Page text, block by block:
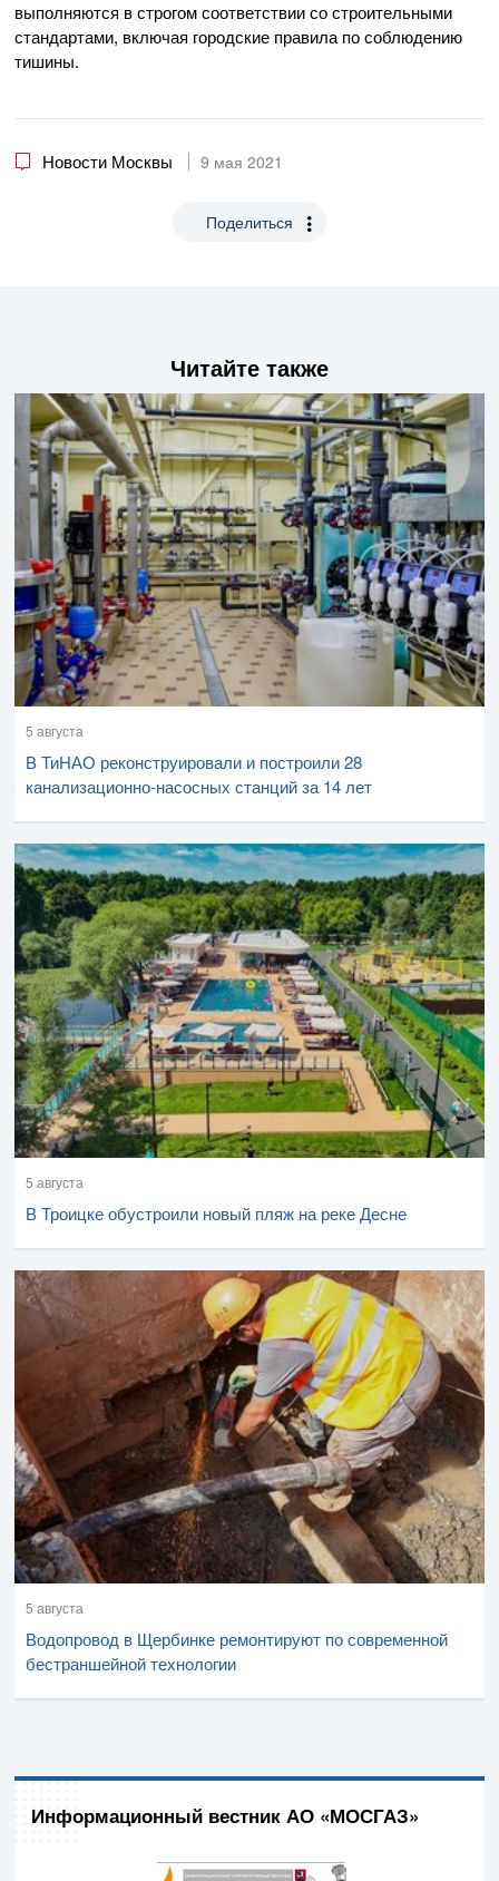
выполняются в строгом соответствии со строительными
стандартами, включая городские правила по соблюдению
тишины.
Новости Москвы 9 мая 2021
Поделиться
Читайте также
5 августа
В ТиНАО реконструировали и построили 28
канализационно-насосных станций за 14 лет
5 августа
В Троицке обустроили новый пляж на реке Десне
5 августа
Водопровод в Щербинке ремонтируют по современной
бестраншейной технологии
Информационный вестник АО «МОСГАЗ»